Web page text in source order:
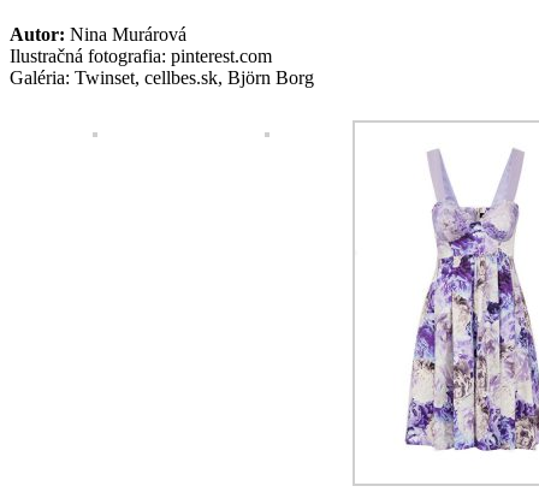
Autor: Nina Murárová
Ilustračná fotografia: pinterest.com
Galéria: Twinset, cellbes.sk, Björn Borg